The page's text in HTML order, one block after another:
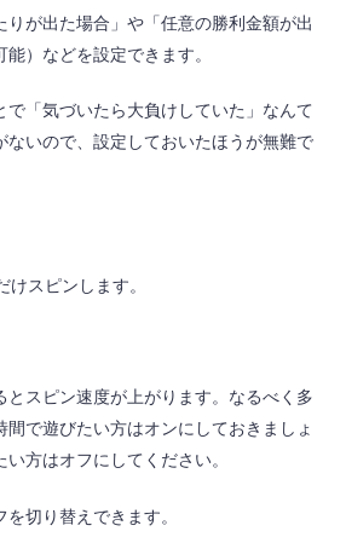
りが出た場合」や「任意の勝利金額が出
）などを設定できます。
で「気づいたら大負けしていた」なんて
ないので、設定しておいたほうが無難で
スピンします。
とスピン速度が上がります。なるべく多
間で遊びたい方はオンにしておきましょ
方はオフにしてください。
切り替えできます。